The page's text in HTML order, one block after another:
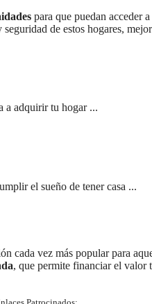
para que puedan acceder
de estos hogares,
a adquirir tu hogar ...
el sueño de tener casa ...
cada vez más popular para
, que permite financiar el valor